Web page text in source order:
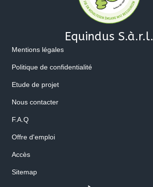
Equindus S.à.r.l.
Mentions légales
Politique de confidentialité
Etude de projet
Nous contacter
F.A.Q
Offre d'emploi
Accès
Sitemap